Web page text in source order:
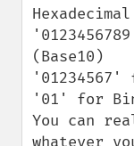
(Base10)
'01' for
You can
whatever